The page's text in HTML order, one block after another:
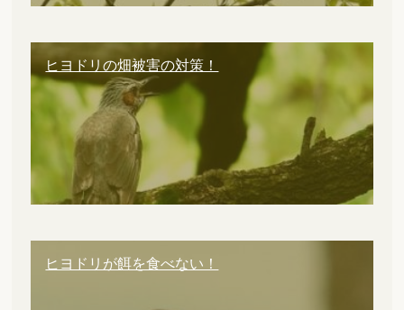
ヒヨドリの畑被害の対策！
ヒヨドリが餌を食べない！